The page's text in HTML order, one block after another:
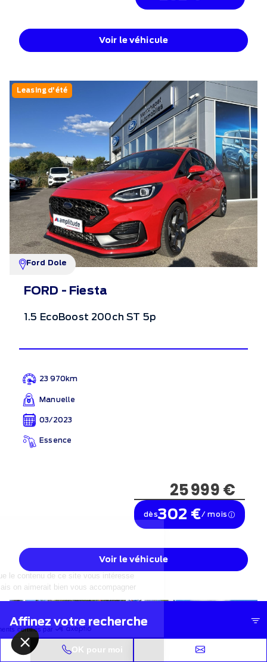
Affinez votre recherche
Voir le véhicule
Leasing d'été
Ford Dole
FORD - Fiesta
1.5 EcoBoost 200ch ST 5p
23 970km
Manuelle
03/2023
Essence
25 999 €
dès302 €/ mois
Voir le véhicule